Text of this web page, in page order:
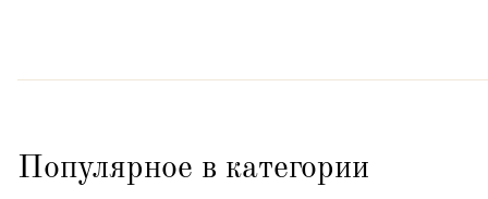
Популярное в категории